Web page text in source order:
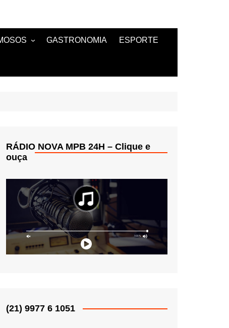
GASTRONOMIA ESPORTE
RÁDIO NOVA MPB 24H – Clique e
ouça
(21) 9977 6 1051